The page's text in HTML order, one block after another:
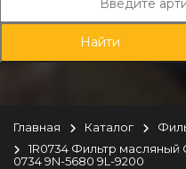
Главная Каталог
1R0734 Фильтр масляный
0734 9N-5680 9L-9200